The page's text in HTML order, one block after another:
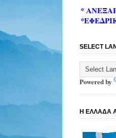
*
SELECT
Powered by
Η ΕΛΛΑΔΑ